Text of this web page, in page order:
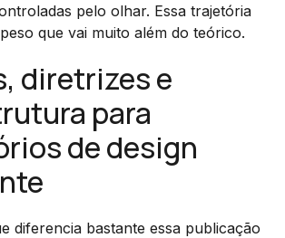
pelo olhar. Essa trajetória
que vai muito além do teórico.
diretrizes e
para
de design
diferencia bastante essa publicação